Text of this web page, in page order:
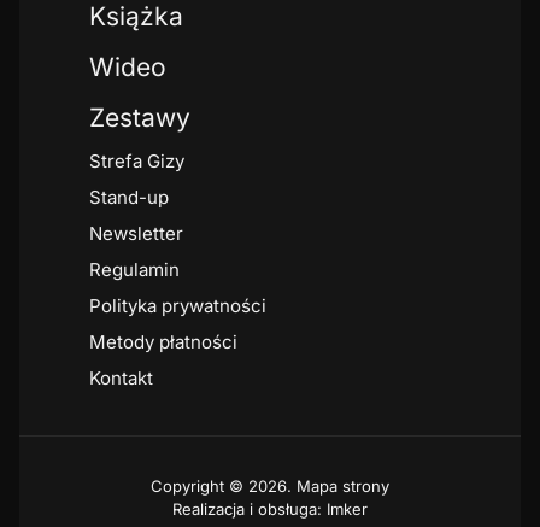
Książka
Wideo
Zestawy
Strefa Gizy
Stand-up
Newsletter
Regulamin
Polityka prywatności
Metody płatności
Kontakt
Copyright © 2026. Mapa strony
Realizacja i obsługa: Imker